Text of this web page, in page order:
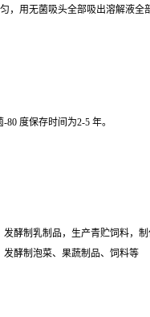
用无菌吸头全部吸出溶解液
度保存时间为2-5 年。
发酵制乳制品，生产青贮饲料，
发酵制泡菜、果蔬制品、饲料等